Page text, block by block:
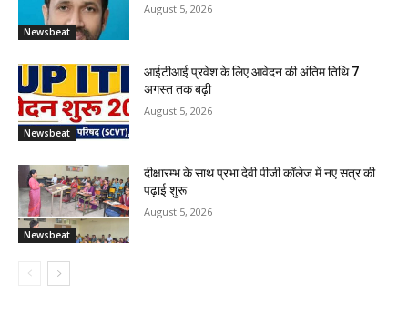
Newsbeat
August 5, 2026
Newsbeat
आईटीआई प्रवेश के लिए आवेदन की अंतिम तिथि 7
अगस्त तक बढ़ी
August 5, 2026
Newsbeat
दीक्षारम्भ के साथ प्रभा देवी पीजी कॉलेज में नए सत्र की
पढ़ाई शुरू
August 5, 2026